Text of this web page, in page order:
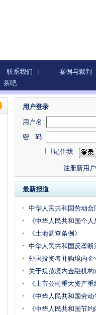
联系我们 案例与裁判
茶吧
用户登录
用户名:
密 码:
记住我
注册新用户
最新报道
中华人民共和国劳动合
《中华人民共和国个
《土地调查条例》
中华人民共和国反垄断
外国投资者并购境内企
关于规范境内金融机构
《上市公司重大资产重
《中华人民共和国劳动
《中华人民共和国节